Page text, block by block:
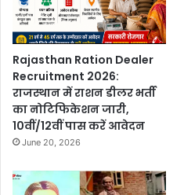
Rajasthan Ration Dealer
Recruitment 2026:
राजस्थान में राशन डीलर भर्ती
का नोटिफिकेशन जारी,
10वीं/12वीं पास करें आवेदन
June 20, 2026